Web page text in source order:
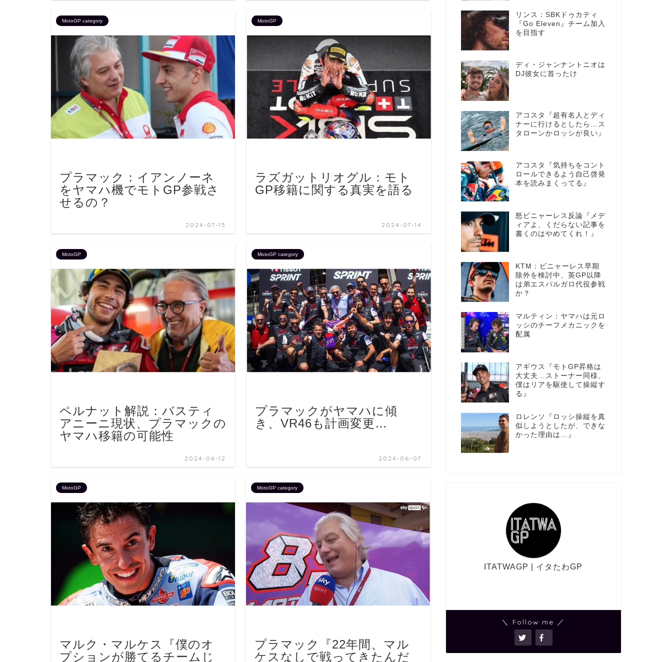
MotoGP category
プラマック：イアンノーネ
をヤマハ機でモトGP参戦さ
せるの？
2024-07-15
MotoGP
ラズガットリオグル：モト
GP移籍に関する真実を語る
2024-07-14
MotoGP
ペルナット解説：バスティ
アニーニ現状、プラマックの
ヤマハ移籍の可能性
2024-06-12
MotoGP category
プラマックがヤマハに傾
き、VR46も計画変更…
2024-06-07
MotoGP
マルク・マルケス『僕のオ
プションが勝てるチームじ
MotoGP category
プラマック『22年間、マル
ケスなしで戦ってきたんだ
リンス：SBKドゥカティ
『Go Eleven』チーム加入
を目指す
ディ・ジャンナントニオは
DJ彼女に首ったけ
アコスタ『超有名人とディ
ナーに行けるとしたら…ス
タローンかロッシが良い』
アコスタ『気持ちをコント
ロールできるよう自己啓発
本を読みまくってる』
怒ビニャーレス反論『メデ
ィアよ、くだらない記事を
書くのはやめてくれ！』
KTM：ビニャーレス早期
除外を検討中、英GP以降
は弟エスパルガロ代役参戦
か？
マルティン：ヤマハは元ロ
ッシのチーフメカニックを
配属
アギウス『モトGP昇格は
大丈夫…ストーナー同様、
僕はリアを駆使して操縦す
る』
ロレンソ『ロッシ操縦を真
似しようとしたが、できな
かった理由は…』
ITATWAGP | イタたわGP
＼ Follow me ／